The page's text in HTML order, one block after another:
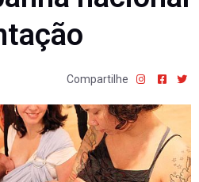
Compartilhe